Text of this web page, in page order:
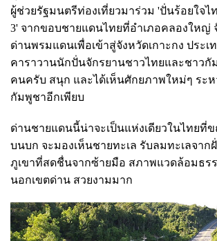
ผู้ช่วยรัฐมนตรีท่องเที่ยวมาร่วม 'ปั่นร้อยใจไ
3' จากขอบชายแดนไทยที่อำเภอคลองใหญ่
ด่านพรมแดนเพื่อเข้าสู่จังหวัดเกาะกง ประ
คาราวานนักปั่นจักรยานชาวไทยและชาวกั
คนครับ สนุก และได้เห็นศักยภาพใหม่ๆ ระห
กัมพูชาอีกเพียบ
ด่านชายแดนนี้น่าจะเป็นแห่งเดียวในไทยที่
บนบก จะมองเห็นชายทะเล รับลมทะเลจาก
ภูเขาที่สดชื่นจากซ้ายมือ สภาพแวดล้อมธร
นอกเขตด่าน สวยงามมาก